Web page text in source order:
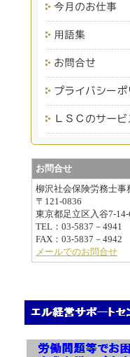
お問合せ
柳沢社会保険労務士事
〒121-0836
東京都足立区入谷7-14-
TEL：03-5837－4941
FAX：03-5837－4942
メールでのお問合せ